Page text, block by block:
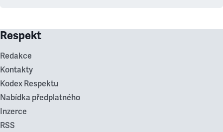
Respekt
Redakce
Kontakty
Kodex Respektu
Nabídka předplatného
Inzerce
RSS